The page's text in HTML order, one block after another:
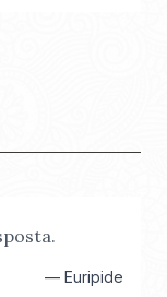
— Euripide